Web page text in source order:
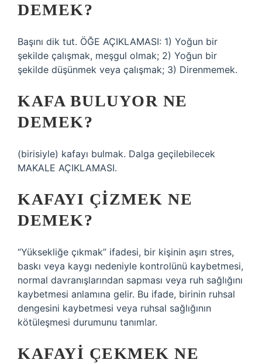
DEMEK?
Başını dik tut. ÖĞE AÇIKLAMASI: 1) Yoğun bir
şekilde çalışmak, meşgul olmak; 2) Yoğun bir
şekilde düşünmek veya çalışmak; 3) Direnmemek.
KAFA BULUYOR NE
DEMEK?
(birisiyle) kafayı bulmak. Dalga geçilebilecek
MAKALE AÇIKLAMASI.
KAFAYI ÇIZMEK NE
DEMEK?
“Yüksekliğe çıkmak” ifadesi, bir kişinin aşırı stres,
baskı veya kaygı nedeniyle kontrolünü kaybetmesi,
normal davranışlarından sapması veya ruh sağlığını
kaybetmesi anlamına gelir. Bu ifade, birinin ruhsal
dengesini kaybetmesi veya ruhsal sağlığının
kötüleşmesi durumunu tanımlar.
KAFAYI ÇEKMEK NE